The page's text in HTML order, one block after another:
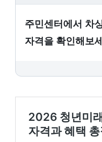
주민센터에서 차
자격을 확인해보